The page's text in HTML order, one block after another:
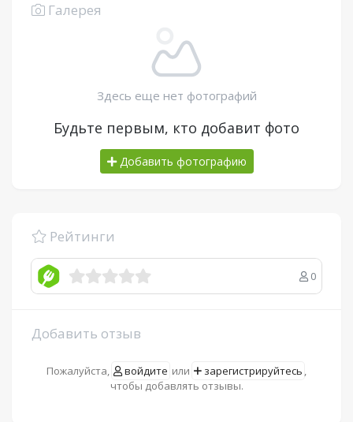
Галерея
Здесь еще нет фотографий
Будьте первым, кто добавит фото
Добавить фотографию
Рейтинги
0
Добавить отзыв
Пожалуйста, войдите или зарегистрируйтесь ,
чтобы добавлять отзывы.